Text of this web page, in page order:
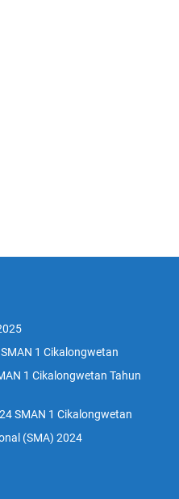
1 Cikalongwetan
1 Cikalongwetan Tahun
SMAN 1 Cikalongwetan
(SMA) 2024